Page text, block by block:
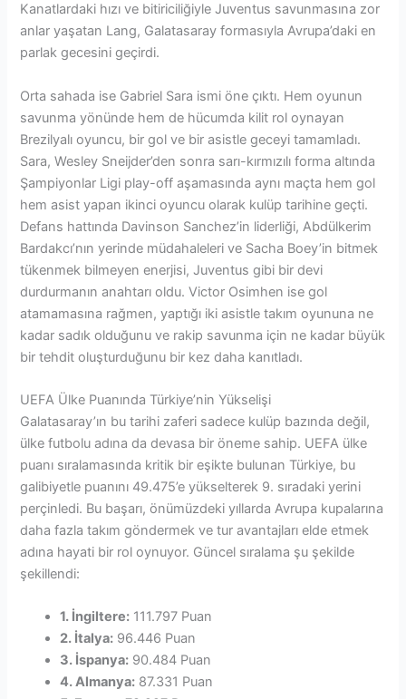
Kanatlardaki hızı ve bitiriciliğiyle Juventus savunmasına zor
anlar yaşatan Lang, Galatasaray formasıyla Avrupa’daki en
parlak gecesini geçirdi.
Orta sahada ise Gabriel Sara ismi öne çıktı. Hem oyunun
savunma yönünde hem de hücumda kilit rol oynayan
Brezilyalı oyuncu, bir gol ve bir asistle geceyi tamamladı.
Sara, Wesley Sneijder’den sonra sarı-kırmızılı forma altında
Şampiyonlar Ligi play-off aşamasında aynı maçta hem gol
hem asist yapan ikinci oyuncu olarak kulüp tarihine geçti.
Defans hattında Davinson Sanchez’in liderliği, Abdülkerim
Bardakcı’nın yerinde müdahaleleri ve Sacha Boey’in bitmek
tükenmek bilmeyen enerjisi, Juventus gibi bir devi
durdurmanın anahtarı oldu. Victor Osimhen ise gol
atamamasına rağmen, yaptığı iki asistle takım oyununa ne
kadar sadık olduğunu ve rakip savunma için ne kadar büyük
bir tehdit oluşturduğunu bir kez daha kanıtladı.
UEFA Ülke Puanında Türkiye’nin Yükselişi
Galatasaray’ın bu tarihi zaferi sadece kulüp bazında değil,
ülke futbolu adına da devasa bir öneme sahip. UEFA ülke
puanı sıralamasında kritik bir eşikte bulunan Türkiye, bu
galibiyetle puanını 49.475’e yükselterek 9. sıradaki yerini
perçinledi. Bu başarı, önümüzdeki yıllarda Avrupa kupalarına
daha fazla takım göndermek ve tur avantajları elde etmek
adına hayati bir rol oynuyor. Güncel sıralama şu şekilde
şekillendi:
1. İngiltere: 111.797 Puan
2. İtalya: 96.446 Puan
3. İspanya: 90.484 Puan
4. Almanya: 87.331 Puan